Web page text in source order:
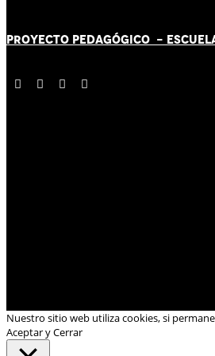
PROYECTO PEDAGÓGICO -
Nuestro sitio web utiliza cookies, si
Aceptar y Cerrar